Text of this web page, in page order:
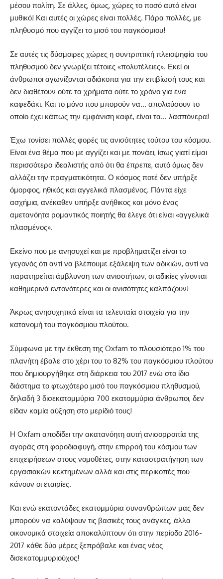
μέσου πολίτη. Σε άλλες, όμως, χώρες το ποσό αυτό είναι
μυθικό! Και αυτές οι χώρες είναι πολλές. Πάρα πολλές, με
πληθυσμό που αγγίζει το μισό του παγκόσμιου!
Σε αυτές τις δύσμοιρες χώρες η συντριπτική πλειοψηφία του
πληθυσμού δεν γνωρίζει τέτοιες «πολυτέλειες». Εκεί οι
άνθρωποι αγωνίζονται αδιάκοπα για την επιβίωσή τους και
δεν διαθέτουν ούτε τα χρήματα ούτε το χρόνο για ένα
καφεδάκι. Και το μόνο που μπορούν να… απολαύσουν το
οποίο έχει κάπως την εμφάνιση καφέ, είναι τα… λασπόνερα!
Έχω τονίσει πολλές φορές τις ανισότητες τούτου του κόσμου.
Είναι ένα θέμα που με αγγίζει και με πονάει, ίσως γιατί είμαι
περισσότερο ιδεαλιστής από ότι θα έπρεπε, αυτό όμως δεν
αλλάζει την πραγματικότητα. Ο κόσμος ποτέ δεν υπήρξε
όμορφος, ηθικός και αγγελικά πλασμένος. Πάντα είχε
ασχήμια, ανέκαθεν υπήρξε ανήθικος και μόνο ένας
αμετανόητα ρομαντικός ποιητής θα έλεγε ότι είναι «αγγελικά
πλασμένος».
Εκείνο που με ανησυχεί και με προβληματίζει είναι το
γεγονός ότι αντί να βλέπουμε εξάλειψη των αδικιών, αντί να
παρατηρείται άμβλυνση των ανισοτήτων, οι αδικίες γίνονται
καθημερινά εντονότερες και οι ανισότητες καλπάζουν!
Άκρως ανησυχητικά είναι τα τελευταία στοιχεία για την
κατανομή του παγκόσμιου πλούτου.
Σύμφωνα με την έκθεση της Oxfam το πλουσιότερο 1% του
πλανήτη έβαλε στο χέρι του το 82% του παγκόσμιου πλούτου
που δημιουργήθηκε στη διάρκεια του 2017 ενώ στο ίδιο
διάστημα το φτωχότερο μισό του παγκόσμιου πληθυσμού,
δηλαδή 3 δισεκατομμύρια 700 εκατομμύρια άνθρωποι, δεν
είδαν καμία αύξηση στο μερίδιό τους!
Η Oxfam αποδίδει την ακατανόητη αυτή ανισορροπία της
αγοράς στη φοροδιαφυγή, στην επιρροή του κόσμου των
επιχειρήσεων στους νομοθέτες, στην καταστρατήγηση των
εργασιακών κεκτημένων αλλά και στις περικοπές που
κάνουν οι εταιρίες.
Και ενώ εκατοντάδες εκατομμύρια συνανθρώπων μας δεν
μπορούν να καλύψουν τις βασικές τους ανάγκες, άλλα
οικονομικά στοιχεία αποκαλύπτουν ότι στην περίοδο 2016-
2017 κάθε δύο μέρες ξεπρόβαλε και ένας νέος
δισεκατομμυριούχος!